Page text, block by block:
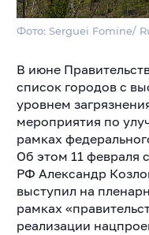
Фото: Serguei Fomine/
В июне
список городов с
уровнем
мероприятия по
рамках
Об этом 11 февраля
РФ Александр
выступил на
рамках
реализации